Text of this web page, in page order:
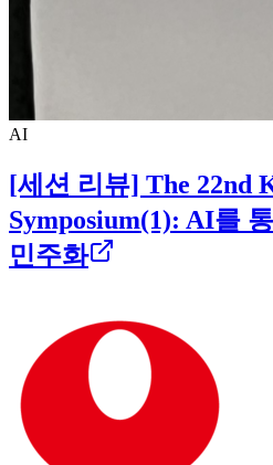
AI
[세션 리뷰] The 22nd
Symposium(1): AI를
민주화